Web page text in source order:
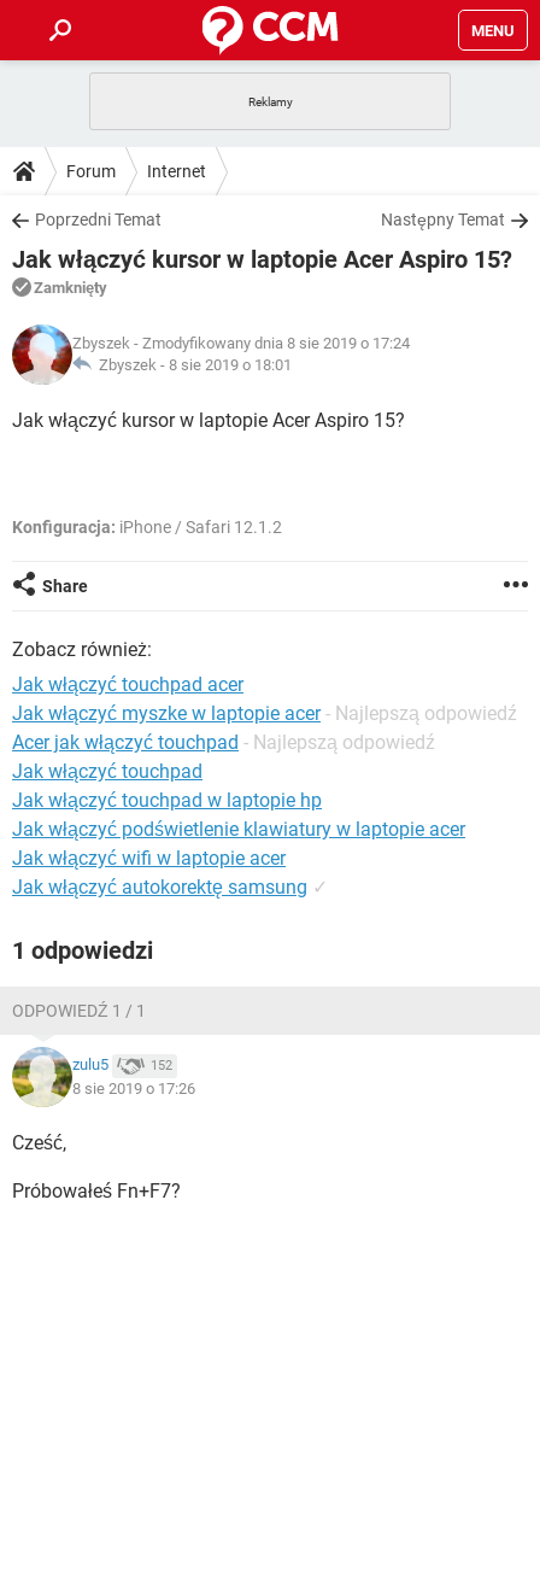
MENU
GRY
SPOTIFY
INSTAGRAM FACEBOOK
WINDOWS 10
PORADY
PlayStation
SPOTIFY
INSTAGRAM
WINDOWS 10
DO POBRANIA
ANDROID TIKTOK
GRY
IOS NETFLIX
INSTAGRAM
WINDOWS 10
FORUM
COVID-19
GRY WHATSAPP
ARTYKUŁY
COVID-19
GRY WHATSAPP
Forum Internet
Poprzedni Temat Następny Temat
Jak włączyć kursor w laptopie Acer Aspiro 15?
Zamknięty
Zbyszek - Zmodyfikowany dnia 8 sie 2019 o 17:24
Zbyszek - 8 sie 2019 o 18:01
Jak włączyć kursor w laptopie Acer Aspiro 15?
Konfiguracja: iPhone / Safari 12.1.2
Share
Zobacz również:
Jak włączyć touchpad acer
Jak włączyć myszke w laptopie acer - Najlepszą odpowiedź
Acer jak włączyć touchpad - Najlepszą odpowiedź
Jak włączyć touchpad
Jak włączyć touchpad w laptopie hp
Jak włączyć podświetlenie klawiatury w laptopie acer
Jak włączyć wifi w laptopie acer
Jak włączyć autokorektę samsung ✓
1 odpowiedzi
ODPOWIEDŹ 1 / 1
zulu5 152
8 sie 2019 o 17:26
Cześć,
Próbowałeś Fn+F7?